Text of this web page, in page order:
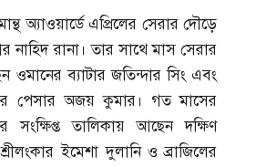
অ্যাওয়ার্ডে এপ্রিলের সেরার দৌড়ে
নাহিদ রানা। তার সাথে মাস সেরার
ওমানের ব্যাটার জতিন্দার সিং এবং
পেসার অজয় কুমার। গত মাসের
সংক্ষিপ্ত তালিকায় আছেন দক্ষিণ
শ্রীলংকার ইমেশা দুলানি ও ব্রাজিলের